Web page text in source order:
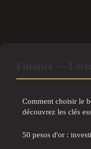
Comment choisir le
découvrez les clés
50 pesos d'or :